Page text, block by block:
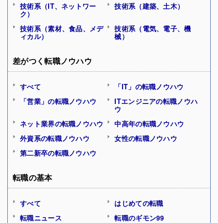
技術系（IT、ネットワー
ク）
技術系（建築、土木）
技術系（素材、食品、メデ
ィカル）
技術系（電気、電子、機
械）
差がつく転職ノウハウ
すべて
「IT」の転職ノウハウ
「営業」の転職ノウハウ
ITエンジニアの転職ノウハ
ウ
ネット業界の転職ノウハウ
中高年の転職ノウハウ
外資系の転職ノウハウ
女性の転職ノウハウ
第二新卒の転職ノウハウ
転職の基本
すべて
はじめての転職
転職ニュース
転職のギモン99